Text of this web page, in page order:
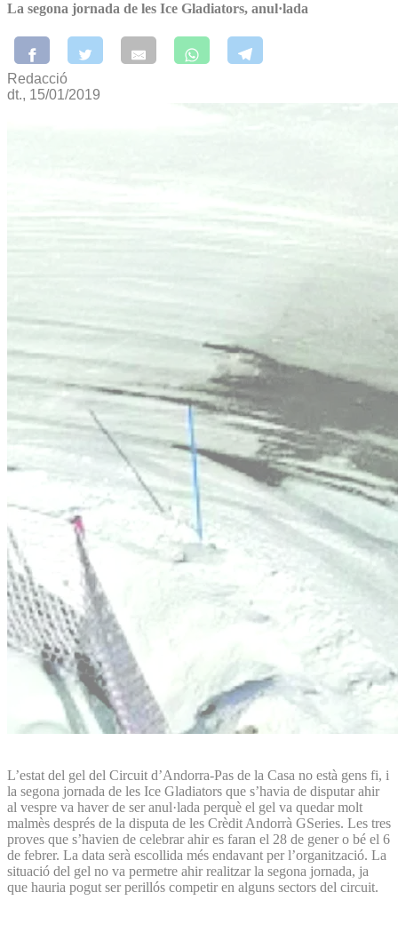
La segona jornada de les Ice Gladiators, anul·lada
Redacció
dt., 15/01/2019
L’estat del gel del Circuit d’Andorra-Pas de la Casa no està gens fi, i
la segona jornada de les Ice Gladiators que s’havia de disputar ahir
al vespre va haver de ser anul·lada perquè el gel va quedar molt
malmès després de la disputa de les Crèdit Andorrà GSeries. Les tres
proves que s’havien de celebrar ahir es faran el 28 de gener o bé el 6
de febrer. La data serà escollida més endavant per l’organització. La
situació del gel no va permetre ahir realitzar la segona jornada, ja
que hauria pogut ser perillós competir en alguns sectors del circuit.